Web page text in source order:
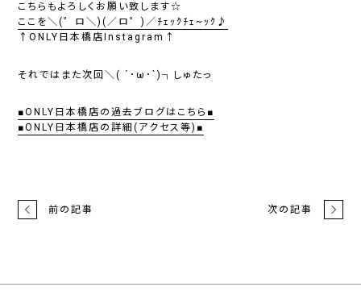
こちらもよろしくお願い致します☆
ここを＼(゜ロ＼)(／ロ゜)／ﾁｪｯｸﾁｪ~ｯｸ♪
↑ONLY日本橋店Instagram↑
それではまた次回＼( ´･ω･`)┐しゅたっ
■ONLY日本橋店の過去ブログはこちら■
■ONLY日本橋店の詳細(アクセス等)■
前の記事 次の記事